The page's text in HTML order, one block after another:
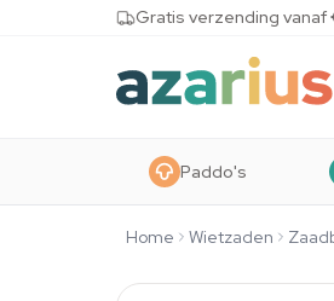
Skip to content Gratis verzending vanaf
Paddo's
Home Wietzaden